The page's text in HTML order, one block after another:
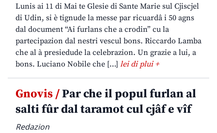
Lunis ai 11 di Mai te Glesie di Sante Marie sul Cjiscjel
di Udin, si è tignude la messe par ricuardâ i 50 agns
dal document “Ai furlans che a crodin” cu la
partecipazion dal nestri vescul bons. Riccardo Lamba
che al à presiedude la celebrazion. Un grazie a lui, a
bons. Luciano Nobile che […] lei di plui +
Gnovis /Par che il popul furlan al
salti fûr dal taramot cul cjâf e vîf
Redazion